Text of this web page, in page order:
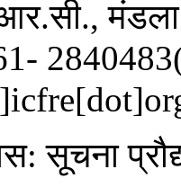
मंडला
सूचना